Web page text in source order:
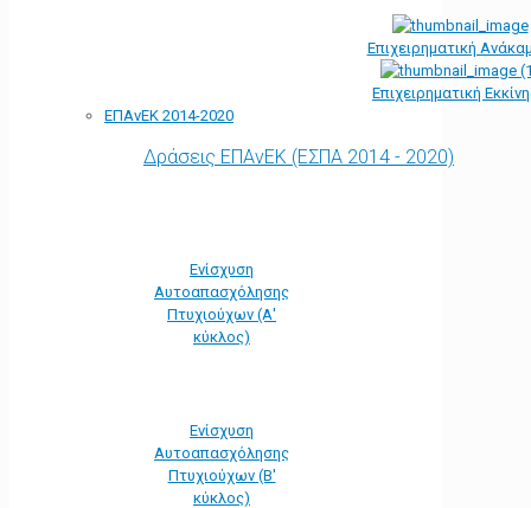
Επιχειρηματική
Επιχειρηματική
ΕΠΑνΕΚ 2014-2020
Δράσεις ΕΠΑνΕΚ (ΕΣΠΑ 2014 - 2020)
Ενίσχυση
Αυτοαπασχόλησης
Πτυχιούχων (Α'
κύκλος)
Ενίσχυση
Αυτοαπασχόλησης
Πτυχιούχων (Β'
κύκλος)